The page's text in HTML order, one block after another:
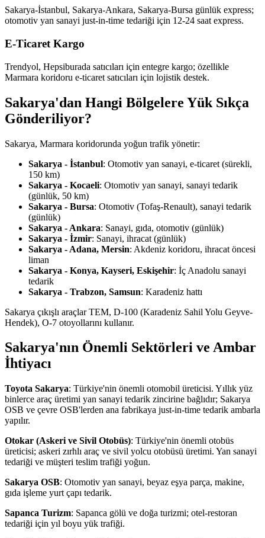
Sakarya-İstanbul, Sakarya-Ankara, Sakarya-Bursa günlük express;
otomotiv yan sanayi just-in-time tedariği için 12-24 saat express.
E-Ticaret Kargo
Trendyol, Hepsiburada satıcıları için entegre kargo; özellikle
Marmara koridoru e-ticaret satıcıları için lojistik destek.
Sakarya'dan Hangi Bölgelere Yük Sıkça
Gönderiliyor?
Sakarya, Marmara koridorunda yoğun trafik yönetir:
Sakarya - İstanbul: Otomotiv yan sanayi, e-ticaret (sürekli,
150 km)
Sakarya - Kocaeli: Otomotiv yan sanayi, sanayi tedarik
(günlük, 50 km)
Sakarya - Bursa: Otomotiv (Tofaş-Renault), sanayi tedarik
(günlük)
Sakarya - Ankara: Sanayi, gıda, otomotiv (günlük)
Sakarya - İzmir: Sanayi, ihracat (günlük)
Sakarya - Adana, Mersin: Akdeniz koridoru, ihracat öncesi
liman
Sakarya - Konya, Kayseri, Eskişehir: İç Anadolu sanayi
tedarik
Sakarya - Trabzon, Samsun: Karadeniz hattı
Sakarya çıkışlı araçlar TEM, D-100 (Karadeniz Sahil Yolu Geyve-
Hendek), O-7 otoyollarını kullanır.
Sakarya'nın Önemli Sektörleri ve Ambar
İhtiyacı
Toyota Sakarya: Türkiye'nin önemli otomobil üreticisi. Yıllık yüz
binlerce araç üretimi yan sanayi tedarik zincirine bağlıdır; Sakarya
OSB ve çevre OSB'lerden ana fabrikaya just-in-time tedarik ambarla
yapılır.
Otokar (Askeri ve Sivil Otobüs): Türkiye'nin önemli otobüs
üreticisi; askeri zırhlı araç ve sivil yolcu otobüsü üretimi. Yan sanayi
tedariği ve müşteri teslim trafiği yoğun.
Sakarya OSB: Otomotiv yan sanayi, beyaz eşya parça, makine,
gıda işleme yurt çapı tedarik.
Sapanca Turizm: Sapanca gölü ve doğa turizmi; otel-restoran
tedariği için yıl boyu yük trafiği.